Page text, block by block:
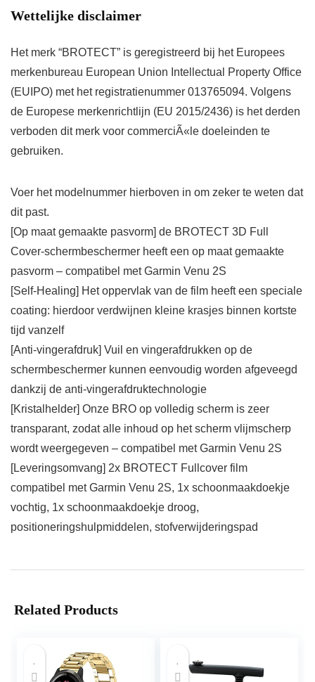
Wettelijke disclaimer
Het merk “BROTECT” is geregistreerd bij het Europees
merkenbureau European Union Intellectual Property Office
(EUIPO) met het registratienummer 013765094. Volgens
de Europese merkenrichtlijn (EU 2015/2436) is het derden
verboden dit merk voor commerciÃ«le doeleinden te
gebruiken.
Voer het modelnummer hierboven in om zeker te weten dat
dit past.
[Op maat gemaakte pasvorm] de BROTECT 3D Full
Cover-schermbeschermer heeft een op maat gemaakte
pasvorm – compatibel met Garmin Venu 2S
[Self-Healing] Het oppervlak van de film heeft een speciale
coating: hierdoor verdwijnen kleine krasjes binnen kortste
tijd vanzelf
[Anti-vingerafdruk] Vuil en vingerafdrukken op de
schermbeschermer kunnen eenvoudig worden afgeveegd
dankzij de anti-vingerafdruktechnologie
[Kristalhelder] Onze BRO op volledig scherm is zeer
transparant, zodat alle inhoud op het scherm vlijmscherp
wordt weergegeven – compatibel met Garmin Venu 2S
[Leveringsomvang] 2x BROTECT Fullcover film
compatibel met Garmin Venu 2S, 1x schoonmaakdoekje
vochtig, 1x schoonmaakdoekje droog,
positioneringshulpmiddelen, stofverwijderingspad
Related Products